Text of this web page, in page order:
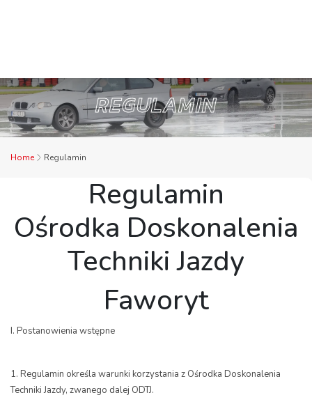
REGULAMIN
Home Regulamin
Regulamin
Ośrodka Doskonalenia
Techniki Jazdy
Faworyt
I. Postanowienia wstępne
1. Regulamin określa warunki korzystania z Ośrodka Doskonalenia
Techniki Jazdy, zwanego dalej ODTJ.